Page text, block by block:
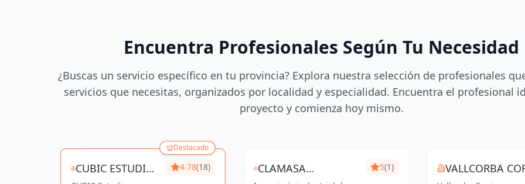
Encuentra Profesionales Según Tu Necesidad
¿Buscas un servicio específico en tu provincia? Explora nuestra selección de profesionales
servicios que necesitas, organizados por localidad y especialidad. Encuentra el profesional
proyecto y comienza hoy mismo.
Destacado
CUBIC ESTUDI
4.78(18)
CLAMASA
5(1)
VALLCORBA